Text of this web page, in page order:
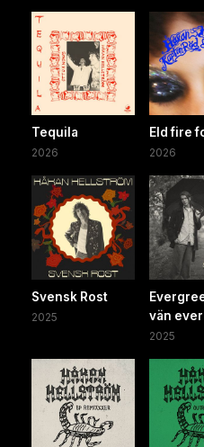
Tequila
2026
Eld fire
2026
Svensk Rost
2025
vän
2025